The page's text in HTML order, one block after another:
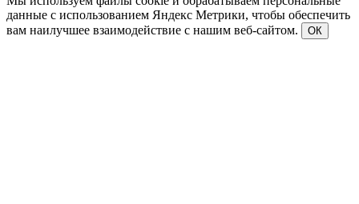
данные с использованием Яндекс Метрики, чтобы обеспечить
вам наилучшее взаимодействие с нашим веб-сайтом.
ОК